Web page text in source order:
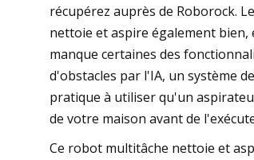
récupérez auprès de Roborock.
nettoie et aspire également bien,
manque certaines des
d'obstacles par l'IA, un système
pratique à utiliser qu'un
de votre maison avant de
Ce robot multitâche nettoie et